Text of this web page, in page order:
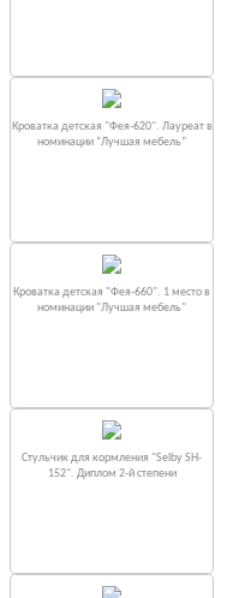
Кроватка детская "Фея-620". Лауреат в
номинации “Лучшая мебель”
Кроватка детская "Фея-660". 1 место в
номинации "Лучшая мебель"
Стульчик для кормления "Selby SH-
152". Диплом 2-й степени